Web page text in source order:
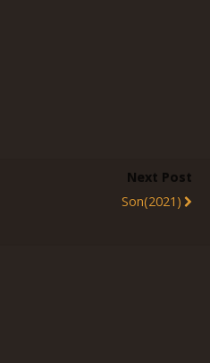
Next Post
Son(2021)